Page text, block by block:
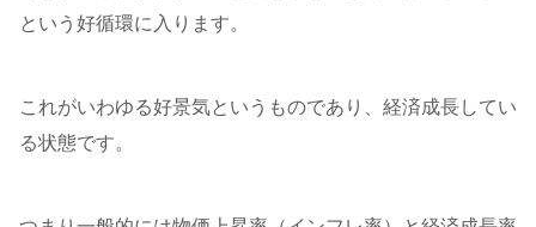
という好循環に入ります。
これがいわゆる好景気というものであり、経済成長してい
る状態です。